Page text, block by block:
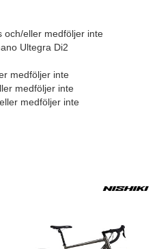
och/eller medföljer inte
Ultegra Di2
medföljer inte
medföljer inte
medföljer inte